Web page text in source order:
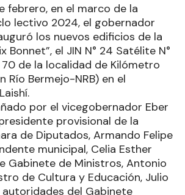
febrero, en el marco de la
lectivo 2024, el gobernador
los nuevos edificios de la
Bonnet”, el JIN N° 24 Satélite N°
70 de la localidad de Kilómetro
Río Bermejo-NRB) en el
por el vicegobernador Eber
provisional de la
de Diputados, Armando Felipe
municipal, Celia Esther
Gabinete de Ministros, Antonio
de Cultura y Educación, Julio
del Gabinete